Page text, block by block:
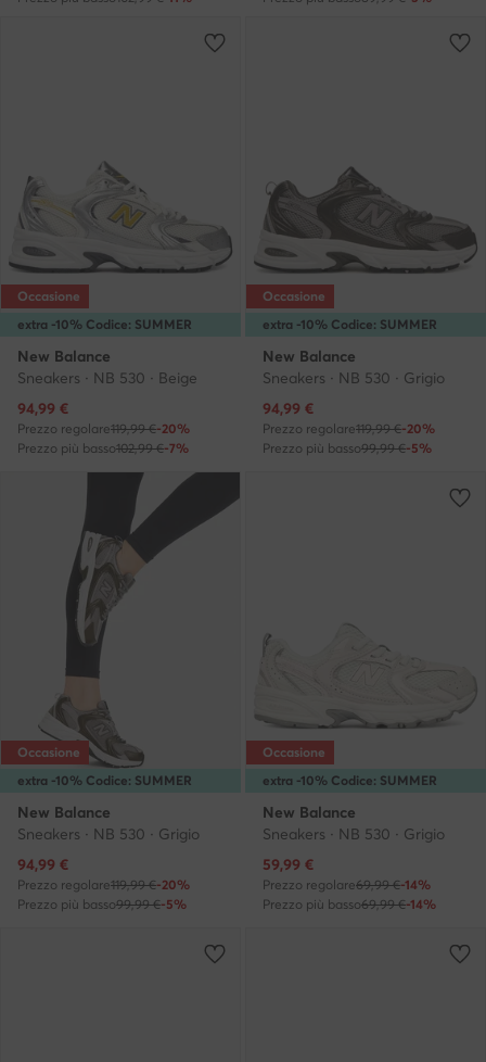
extra -10% Codice: SUMMER
Occasione
New Balance
Sneakers · NB 530 · Beige
Prezzo attuale
94,99 €
Prezzo regolare119,99 €-20%
Prezzo più basso102,99 €-7%
extra -10% Codice: SUMMER
Occasione
New Balance
Sneakers · NB 530 · Grigio
Prezzo attuale
94,99 €
Prezzo regolare119,99 €-20%
Prezzo più basso99,99 €-5%
extra -10% Codice: SUMMER
Occasione
New Balance
Sneakers · NB 530 · Grigio
Prezzo attuale
94,99 €
Prezzo regolare119,99 €-20%
Prezzo più basso99,99 €-5%
extra -10% Codice: SUMMER
Occasione
New Balance
Sneakers · NB 530 · Grigio
Prezzo attuale
59,99 €
Prezzo regolare69,99 €-14%
Prezzo più basso69,99 €-14%